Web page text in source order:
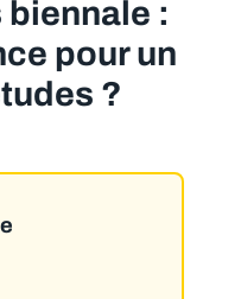
biennale :
pour un
?